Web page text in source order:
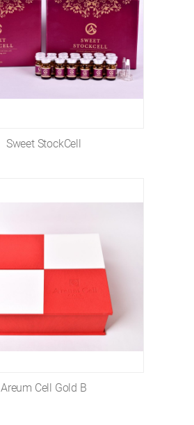
Sweet StockCell
Areum Cell Gold B